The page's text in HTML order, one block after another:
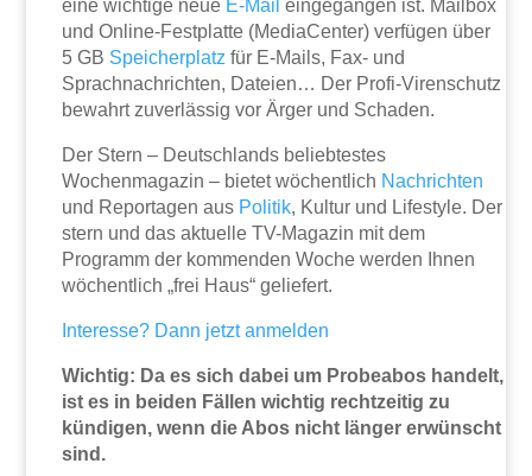
eine wichtige neue E-Mail eingegangen ist. Mailbox
und Online-Festplatte (MediaCenter) verfügen über
5 GB Speicherplatz für E-Mails, Fax- und
Sprachnachrichten, Dateien… Der Profi-Virenschutz
bewahrt zuverlässig vor Ärger und Schaden.
Der Stern – Deutschlands beliebtestes
Wochenmagazin – bietet wöchentlich Nachrichten
und Reportagen aus Politik, Kultur und Lifestyle. Der
stern und das aktuelle TV-Magazin mit dem
Programm der kommenden Woche werden Ihnen
wöchentlich „frei Haus“ geliefert.
Interesse? Dann jetzt anmelden
Wichtig: Da es sich dabei um Probeabos handelt,
ist es in beiden Fällen wichtig rechtzeitig zu
kündigen, wenn die Abos nicht länger erwünscht
sind.